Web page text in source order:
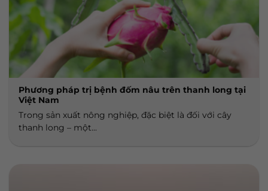
Phương pháp trị bệnh đốm nâu trên thanh long tại
Việt Nam
Trong sản xuất nông nghiệp, đặc biệt là đối với cây
thanh long – một...